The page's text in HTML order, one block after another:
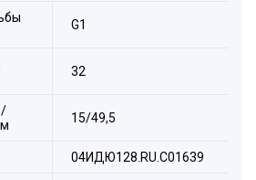
элемента:
G1
32
/
15/49,5
04ИДЮ128.RU.С01639